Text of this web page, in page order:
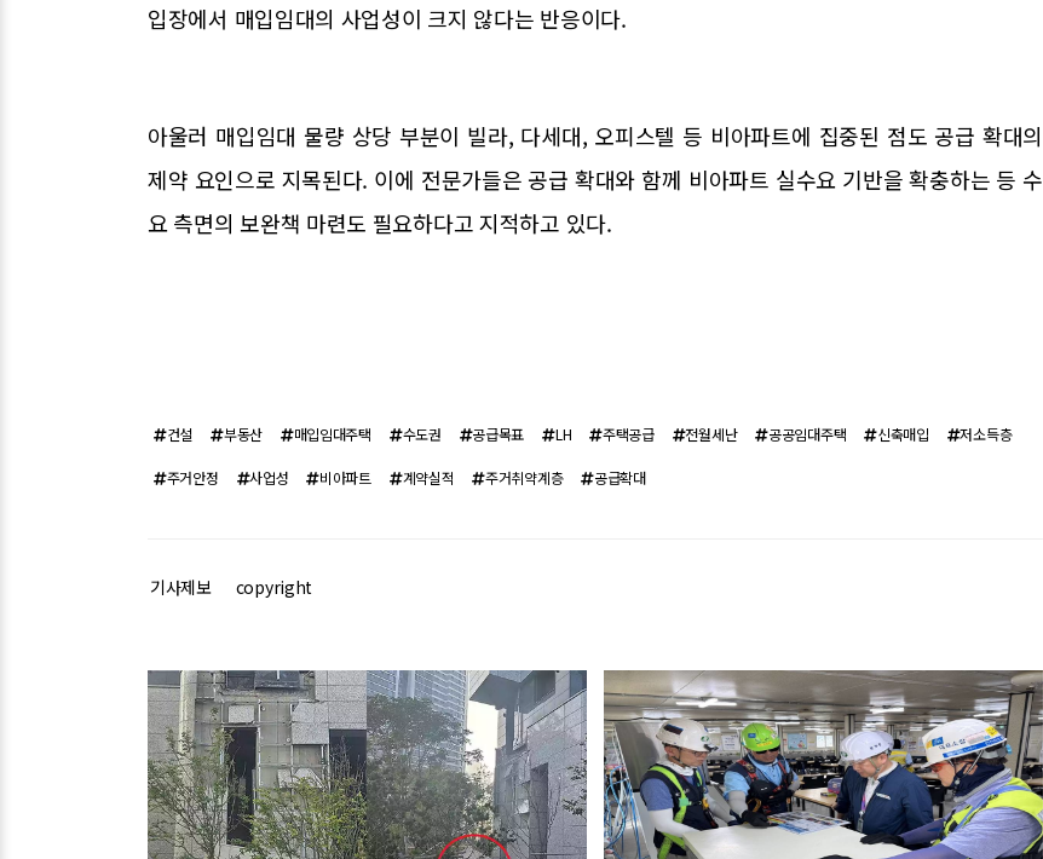
입장에서 매입임대의 사업성이 크지 않다는 반응이다.
아울러 매입임대 물량 상당 부분이 빌라, 다세대, 오피스텔 등 비아파트에 집중된 점도 공급 확대의
제약 요인으로 지목된다. 이에 전문가들은 공급 확대와 함께 비아파트 실수요 기반을 확충하는 등 수
요 측면의 보완책 마련도 필요하다고 지적하고 있다.
건설 부동산 매입임대주택 수도권 공급목표 LH 주택공급 전월세난 공공임대주택 신축매입 저소득층
주거안정 사업성 비아파트 계약실적 주거취약계층 공급확대
기사제보 copyright
관련기사